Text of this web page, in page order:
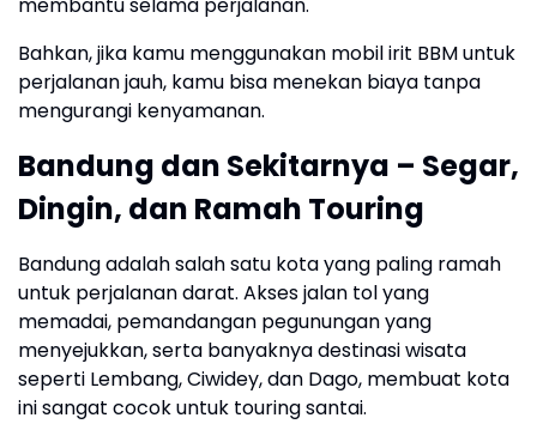
membantu selama perjalanan.
Bahkan, jika kamu menggunakan mobil irit BBM untuk
perjalanan jauh, kamu bisa menekan biaya tanpa
mengurangi kenyamanan.
Bandung dan Sekitarnya – Segar,
Dingin, dan Ramah Touring
Bandung adalah salah satu kota yang paling ramah
untuk perjalanan darat. Akses jalan tol yang
memadai, pemandangan pegunungan yang
menyejukkan, serta banyaknya destinasi wisata
seperti Lembang, Ciwidey, dan Dago, membuat kota
ini sangat cocok untuk touring santai.